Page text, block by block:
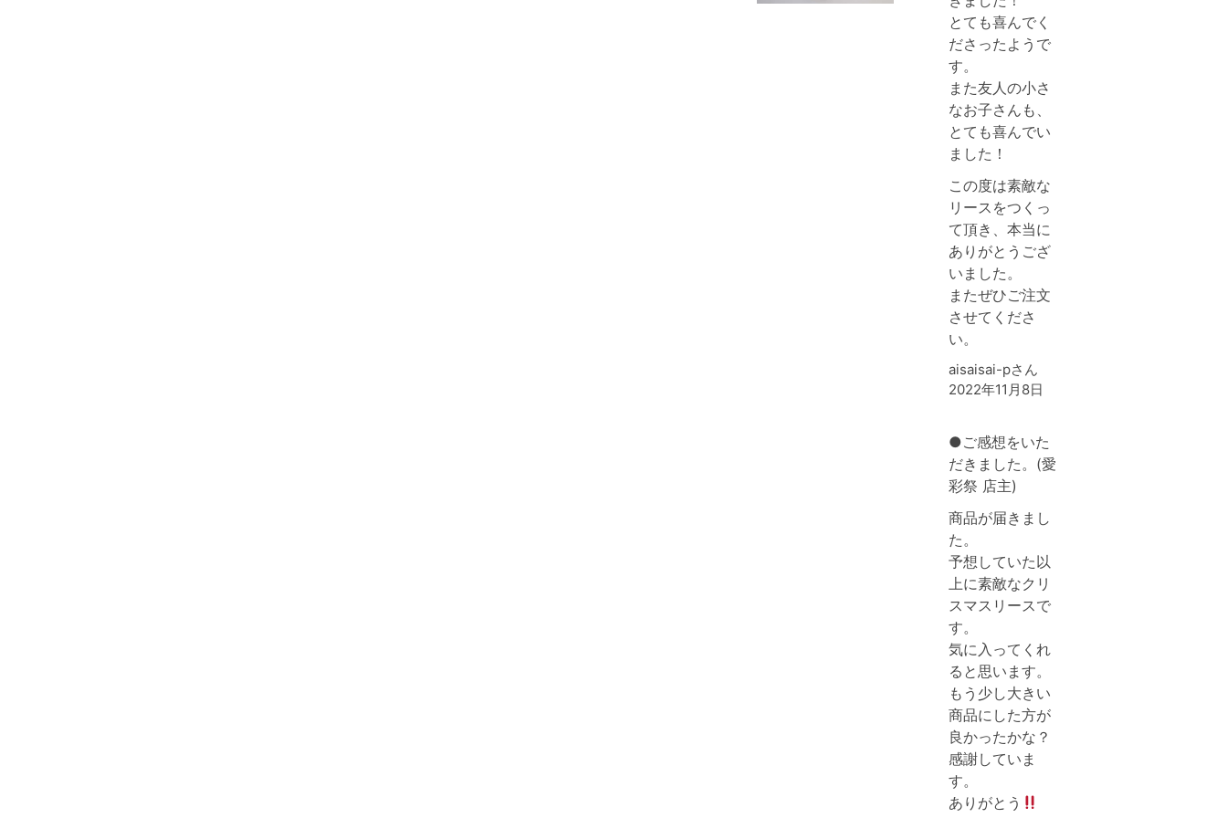
とても喜んでく
ださったようで
す。
また友人の小さ
なお子さんも、
とても喜んでい
ました！
この度は素敵な
リースをつくっ
て頂き、本当に
ありがとうござ
いました。
またぜひご注文
させてくださ
い。
aisaisai-pさん
2022年11月8日
●ご感想をいた
だきました。(愛
彩祭 店主)
商品が届きまし
た。
予想していた以
上に素敵なクリ
スマスリースで
す。
気に入ってくれ
ると思います。
もう少し大きい
商品にした方が
良かったかな？
感謝していま
す。
ありがとう